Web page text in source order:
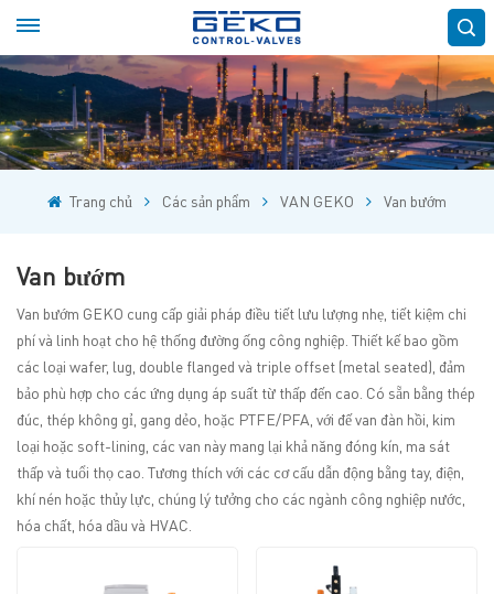
Trang chủ Các sản phẩm VAN GEKO Van bướm
Van bướm
Van bướm GEKO cung cấp giải pháp điều tiết lưu lượng nhẹ, tiết kiệm chi
phí và linh hoạt cho hệ thống đường ống công nghiệp. Thiết kế bao gồm
các loại wafer, lug, double flanged và triple offset (metal seated), đảm
bảo phù hợp cho các ứng dụng áp suất từ ​​thấp đến cao. Có sẵn bằng thép
đúc, thép không gỉ, gang dẻo, hoặc PTFE/PFA, với đế van đàn hồi, kim
loại hoặc soft-lining, các van này mang lại khả năng đóng kín, ma sát
thấp và tuổi thọ cao. Tương thích với các cơ cấu dẫn động bằng tay, điện,
khí nén hoặc thủy lực, chúng lý tưởng cho các ngành công nghiệp nước,
hóa chất, hóa dầu và HVAC.